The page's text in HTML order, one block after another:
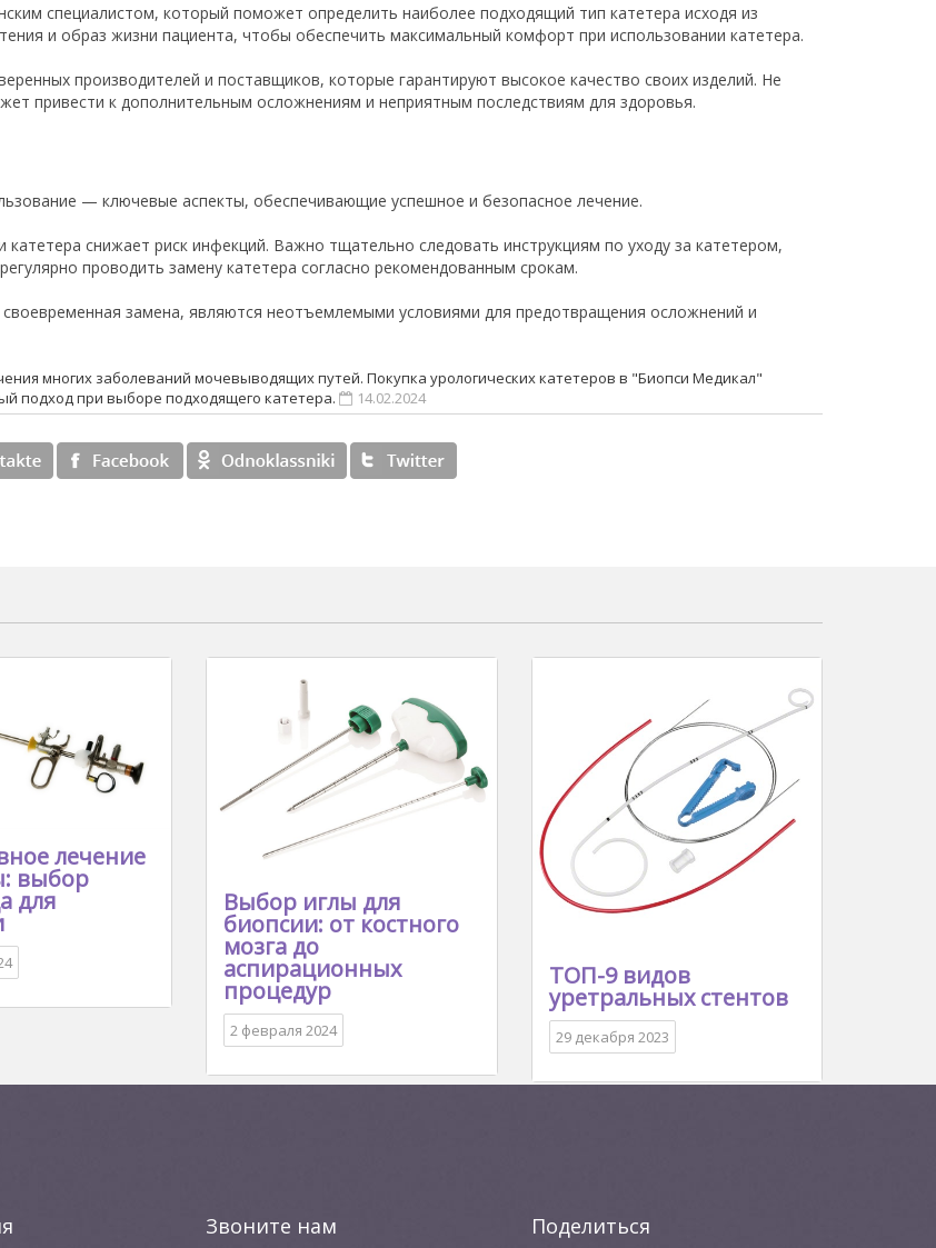
специалистом, который поможет определить наиболее подходящий тип катетера исходя из
и образ жизни пациента, чтобы обеспечить максимальный комфорт при использовании катетера.
производителей и поставщиков, которые гарантируют высокое качество своих изделий. Не
привести к дополнительным осложнениям и неприятным последствиям для здоровья.
— ключевые аспекты, обеспечивающие успешное и безопасное лечение.
снижает риск инфекций. Важно тщательно следовать инструкциям по уходу за катетером,
проводить замену катетера согласно рекомендованным срокам.
замена, являются неотъемлемыми условиями для предотвращения осложнений и
многих заболеваний мочевыводящих путей. Покупка урологических катетеров в "Биопси Медикал"
подход при выборе подходящего катетера.
14.02.2024
лечение
выбор
для Выбор иглы для
биопсии: от костного
мозга до
аспирационных
процедур
2 февраля 2024
ТОП-9 видов
уретральных стентов
29 декабря 2023
Звоните нам Поделиться